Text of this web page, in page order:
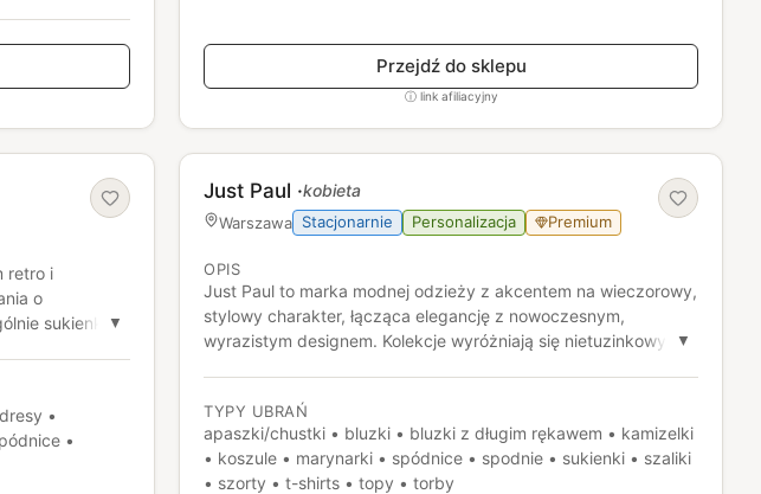
Przejdź do sklepu
ⓘ link afiliacyjny
retro i
o
sukienki, ▼
•
•
Just Paul ·kobieta
Warszawa Stacjonarnie Personalizacja Premium
OPIS
Just Paul to marka modnej odzieży z akcentem na wieczorowy,
stylowy charakter, łącząca elegancję z nowoczesnym,
wyrazistym designem. Kolekcje wyróżniają się nietuzinkowymi▼
TYPY UBRAŃ
apaszki/chustki • bluzki • bluzki z długim rękawem • kamizelki
• koszule • marynarki • spódnice • spodnie • sukienki • szaliki
• szorty • t-shirts • topy • torby